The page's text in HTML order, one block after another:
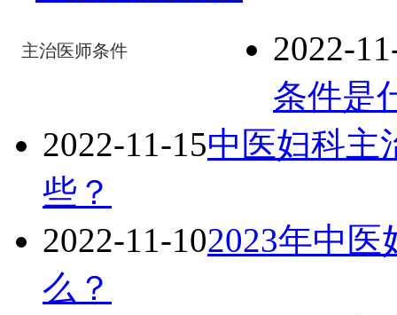
主治医师条件
2022-
条件是
2022-11-15中医妇科主
些？
2022-11-102023年中
么？